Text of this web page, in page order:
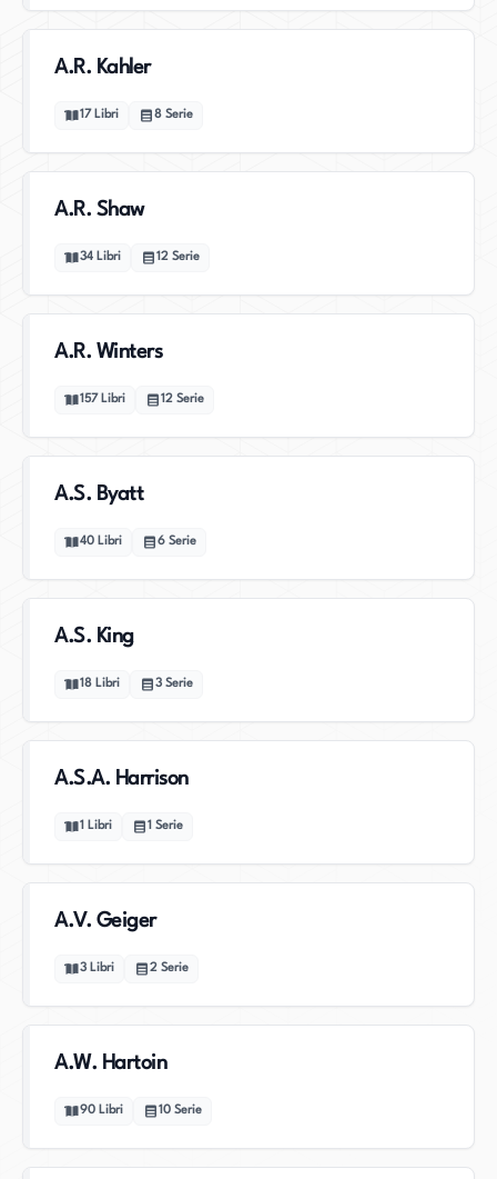
A.R. Kahler
17 Libri 8 Serie
A.R. Shaw
34 Libri 12 Serie
A.R. Winters
157 Libri 12 Serie
A.S. Byatt
40 Libri 6 Serie
A.S. King
18 Libri 3 Serie
A.S.A. Harrison
1 Libri 1 Serie
A.V. Geiger
3 Libri 2 Serie
A.W. Hartoin
90 Libri 10 Serie